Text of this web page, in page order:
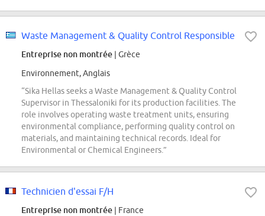
Waste Management & Quality Control Responsible
Entreprise non montrée | Grèce
Environnement, Anglais
“Sika Hellas seeks a Waste Management & Quality Control
Supervisor in Thessaloniki for its production facilities. The
role involves operating waste treatment units, ensuring
environmental compliance, performing quality control on
materials, and maintaining technical records. Ideal for
Environmental or Chemical Engineers.”
Technicien d'essai F/H
Entreprise non montrée | France